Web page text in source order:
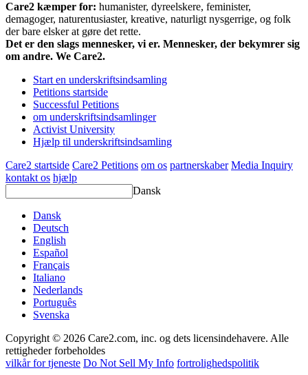
Care2 kæmper for: humanister, dyreelskere, feminister,
demagoger, naturentusiaster, kreative, naturligt nysgerrige, og folk
der bare elsker at gøre det rette.
Det er den slags mennesker, vi er. Mennesker, der bekymrer sig
om andre. We Care2.
Start en underskriftsindsamling
Petitions startside
Successful Petitions
om underskriftsindsamlinger
Activist University
Hjælp til underskriftsindsamling
Care2 startside Care2 Petitions om os partnerskaber Media Inquiry
kontakt os hjælp
Dansk
Dansk
Deutsch
English
Español
Français
Italiano
Nederlands
Português
Svenska
Copyright © 2026 Care2.com, inc. og dets licensindehavere. Alle
rettigheder forbeholdes
vilkår for tjeneste Do Not Sell My Info fortrolighedspolitik